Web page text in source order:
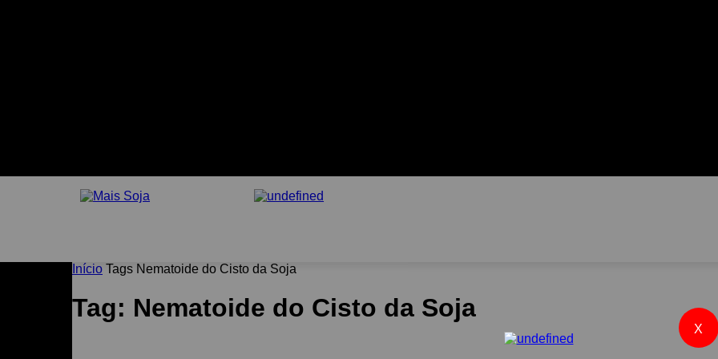
Início Tags Nematoide do Cisto da Soja
Tag: Nematoide do Cisto da Soja
X